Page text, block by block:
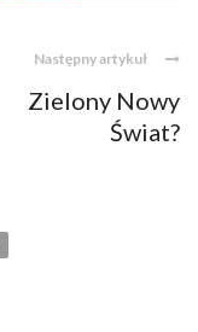
Następny artykuł
Zielony Nowy
Świat?